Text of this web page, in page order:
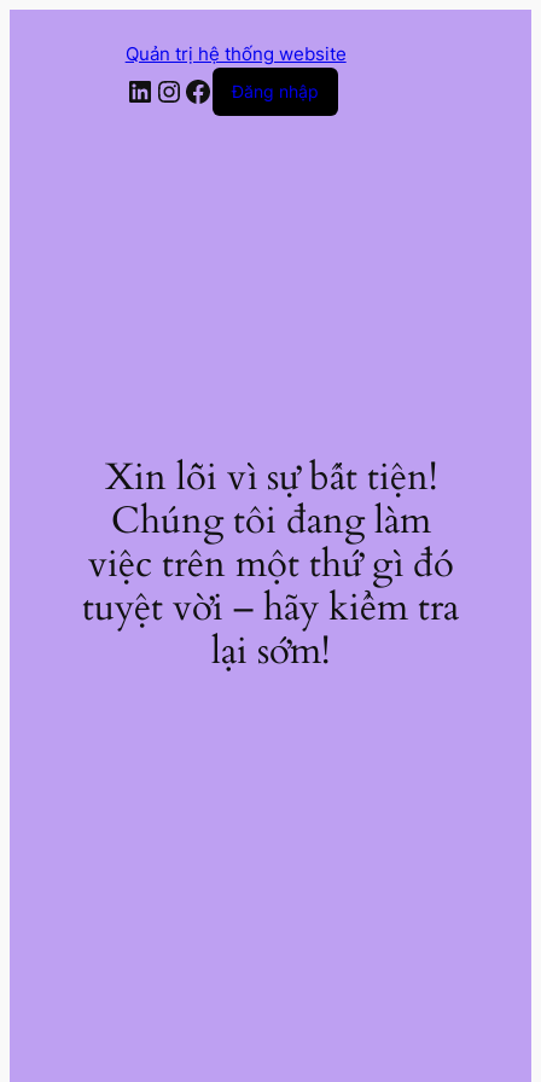
Quản trị hệ thống website
LinkedIn
Instagram
Facebook
Đăng nhập
Xin lỗi vì sự bất tiện!
Chúng tôi đang làm
việc trên một thứ gì đó
tuyệt vời – hãy kiểm tra
lại sớm!